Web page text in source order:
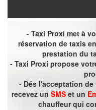
- Taxi Proxi met à
réservation de taxis
prestation du
- Taxi Proxi propose
- Dés l'acceptation
recevez un SMSet un
chauffeur qui